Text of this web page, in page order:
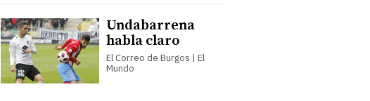
Undabarrena
habla claro
El Correo de Burgos | El
Mundo